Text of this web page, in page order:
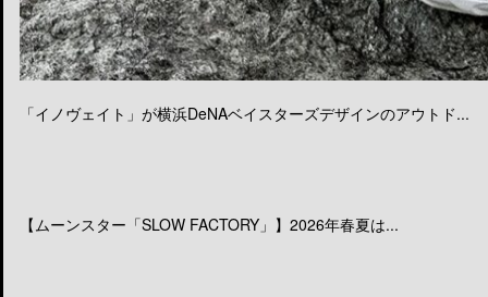
「イノヴェイト」が横浜DeNAベイスターズデザインのアウトド...
【ムーンスター「SLOW FACTORY」】2026年春夏は...